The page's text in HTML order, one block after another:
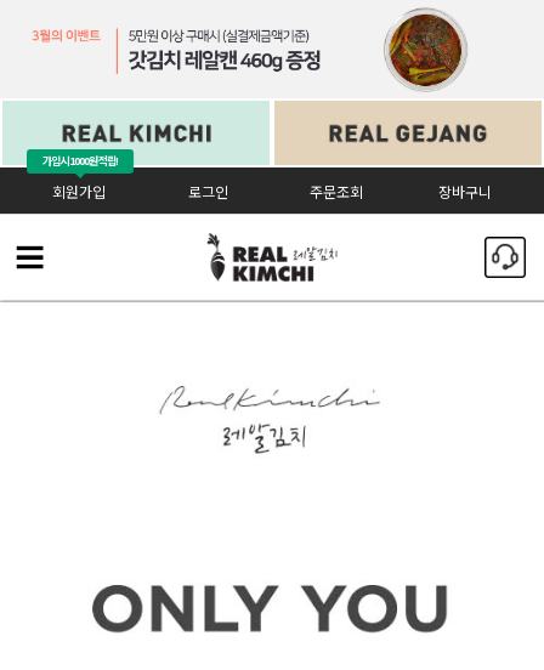
회원가입
가입시1000원 적립!
로그인 주문조회 장바구니